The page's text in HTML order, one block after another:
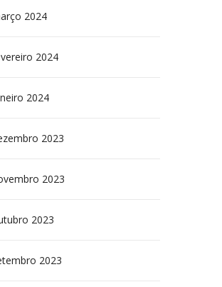
2024
2024
2024
2023
2023
2023
2023